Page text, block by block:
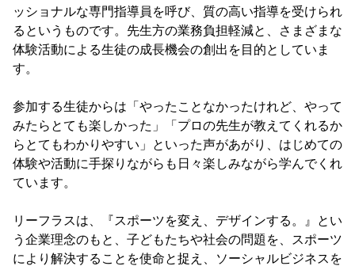
ッショナルな専門指導員を呼び、質の高い指導を受けられ
るというものです。先生方の業務負担軽減と、さまざまな
体験活動による生徒の成長機会の創出を目的としていま
す。
参加する生徒からは「やったことなかったけれど、やって
みたらとても楽しかった」「プロの先生が教えてくれるか
らとてもわかりやすい」といった声があがり、はじめての
体験や活動に手探りながらも日々楽しみながら学んでくれ
ています。
リーフラスは、『スポーツを変え、デザインする。』とい
う企業理念のもと、子どもたちや社会の問題を、スポーツ
により解決することを使命と捉え、ソーシャルビジネスを